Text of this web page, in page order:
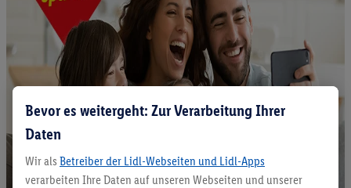
Bevor es weitergeht: Zur Verarbeitung Ihrer
Daten
Wir als Betreiber der Lidl-Webseiten und Lidl-Apps
verarbeiten Ihre Daten auf unseren Webseiten und unserer